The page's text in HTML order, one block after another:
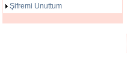
Şifremi Unuttum